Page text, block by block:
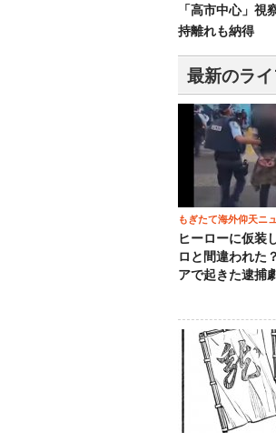
「高市中心」
持離れも納得
最新のラ
もぎたて海外仰天ニ
ヒーローに仮装
ロと間違われた
アで起きた逮捕